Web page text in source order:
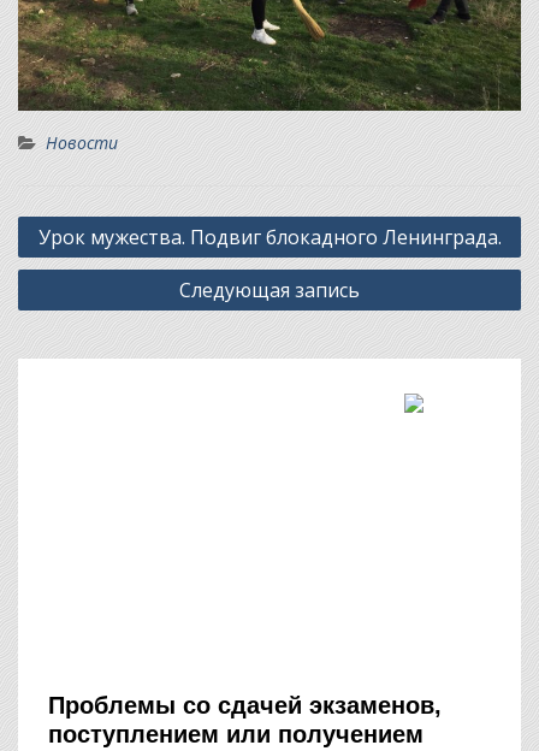
Новости
Навигация
по
Урок мужества. Подвиг блокадного Ленинграда.
Следующая запись
Проблемы со сдачей экзаменов,
поступлением или получением